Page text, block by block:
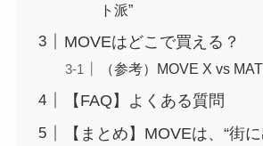
ト派”
MOVEはどこで買える？
（参考）MOVE X vs
【FAQ】よくある質問
【まとめ】MOVEは、“街